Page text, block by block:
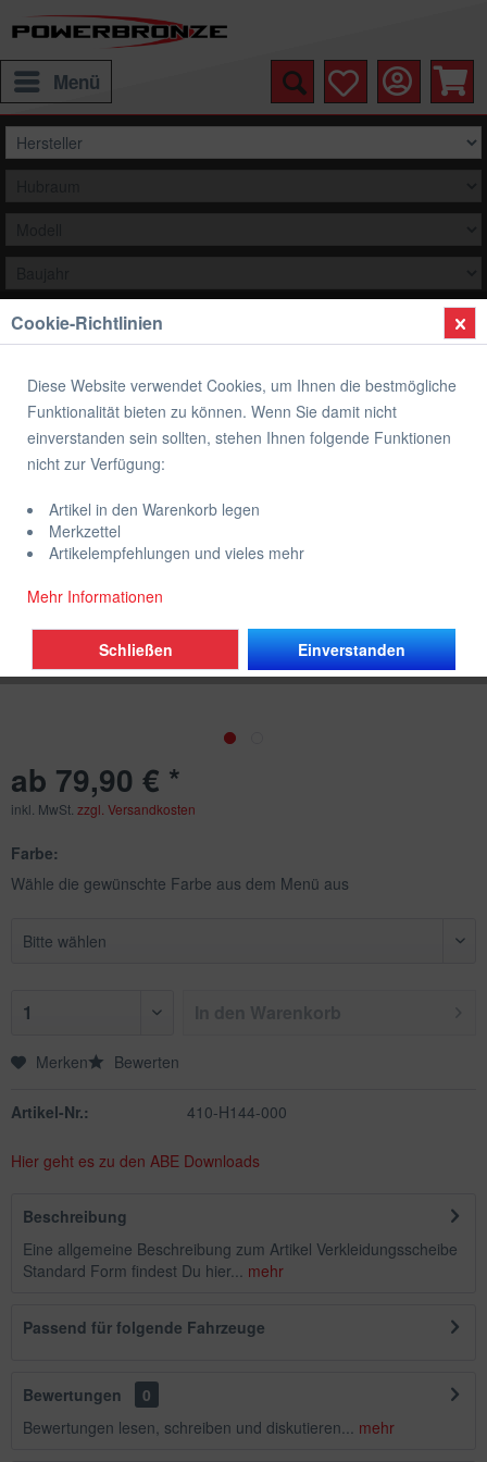
Menü
Auswählen
Übersicht Verkleidungsscheibe Standard Form
Verkleidungsscheibe Standard Form
ab 79,90 € *
inkl. MwSt. zzgl. Versandkosten
Farbe:
Wähle die gewünschte Farbe aus dem Menü aus
Merken Bewerten
Artikel-Nr.: 410-H144-000
Hier geht es zu den ABE Downloads
Beschreibung
Eine allgemeine Beschreibung zum Artikel Verkleidungsscheibe
Standard Form findest Du hier... mehr
Passend für folgende Fahrzeuge
Bewertungen
0
Bewertungen lesen, schreiben und diskutieren... mehr
Cookie-Richtlinien
Diese Website verwendet Cookies, um Ihnen die bestmögliche
Funktionalität bieten zu können. Wenn Sie damit nicht
einverstanden sein sollten, stehen Ihnen folgende Funktionen
nicht zur Verfügung:
Artikel in den Warenkorb legen
Merkzettel
Artikelempfehlungen und vieles mehr
Mehr Informationen
Einverstanden
Schließen